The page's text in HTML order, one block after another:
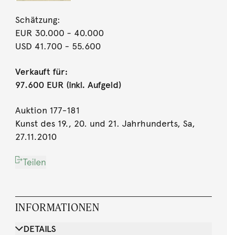
Schätzung:
EUR 30.000 - 40.000
USD 41.700 - 55.600
Verkauft für:
97.600 EUR (inkl. Aufgeld)
Auktion 177-181
Kunst des 19., 20. und 21. Jahrhunderts, Sa,
27.11.2010
Teilen
INFORMATIONEN
DETAILS